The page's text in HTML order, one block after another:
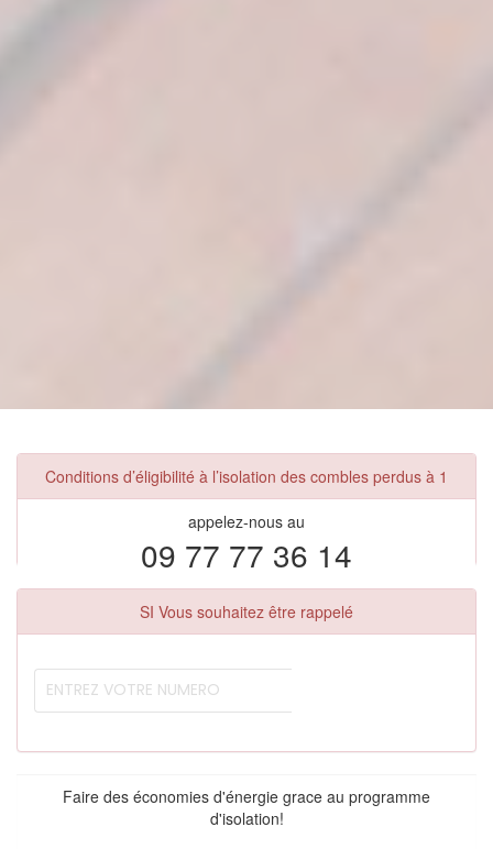
Conditions d’éligibilité à l’isolation des combles perdus à 1
appelez-nous au
09 77 77 36 14
SI Vous souhaitez être rappelé
Faire des économies d'énergie grace au programme
d'isolation!